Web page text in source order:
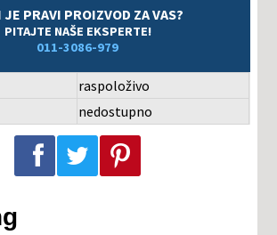
JE PRAVI PROIZVOD ZA VAS?
PITAJTE NAŠE EKSPERTE!
011-3086-979
raspoloživo
nedostupno
Podeli na Facebook-u Podeli na Twitter-u Podeli na Pinterest-u